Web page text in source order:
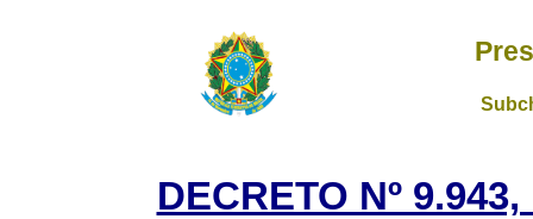
DECRETO Nº